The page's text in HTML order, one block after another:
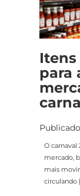
para
O
mercado,
mais
circulando